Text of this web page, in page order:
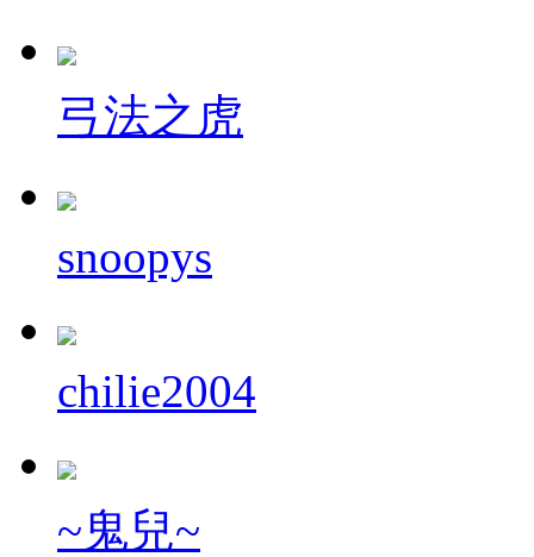
弓法之虎
snoopys
chilie2004
~鬼兒~